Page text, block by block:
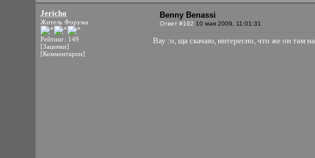
Jericho
Житель Форума
Рейтинг: 149
[Заценки]
[Комментарии]
Benny Benassi
Ответ #192 10 мая 2009, 11:01:31
Вау :o, ща скачаю, интересно, что же он там